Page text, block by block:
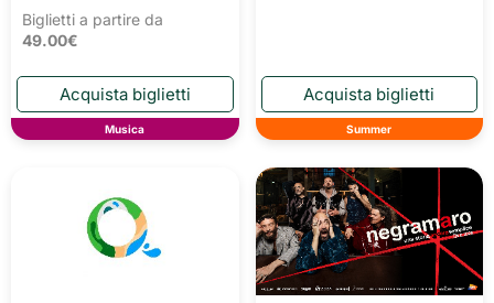
Biglietti a partire da
49.00€
Musica Summer